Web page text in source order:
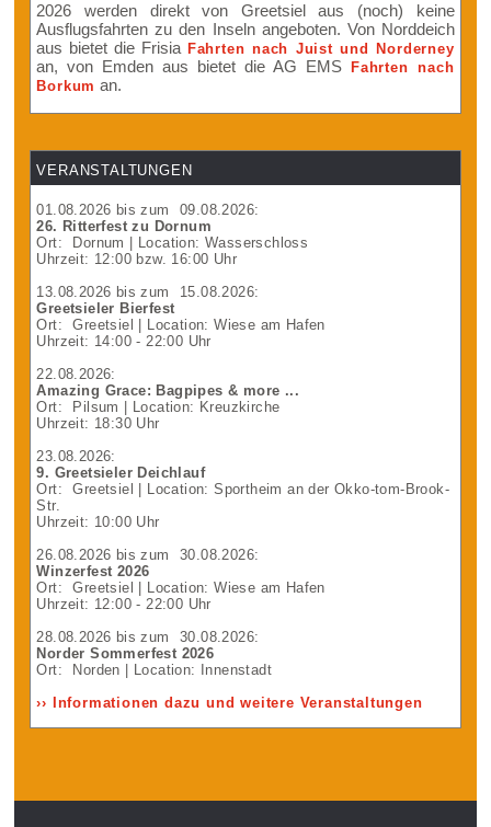
2026 werden direkt von Greetsiel aus (noch) keine
Ausflugsfahrten zu den Inseln angeboten. Von Norddeich
aus bietet die Frisia Fahrten nach Juist und Norderney
an, von Emden aus bietet die AG EMSFahrten nach
Borkum an.
VERANSTALTUNGEN
01.08.2026 bis zum 09.08.2026:
26. Ritterfest zu Dornum
Ort:
Dornum
| Location: Wasserschloss
Uhrzeit: 12:00 bzw. 16:00 Uhr
13.08.2026 bis zum 15.08.2026:
Greetsieler Bierfest
Ort:
Greetsiel
| Location: Wiese am Hafen
Uhrzeit: 14:00 - 22:00 Uhr
22.08.2026:
Amazing Grace: Bagpipes & more ...
Ort:
Pilsum
| Location: Kreuzkirche
Uhrzeit: 18:30 Uhr
23.08.2026:
9. Greetsieler Deichlauf
Ort:
Greetsiel
| Location: Sportheim an der Okko-tom-Brook-
Str.
Uhrzeit: 10:00 Uhr
26.08.2026 bis zum 30.08.2026:
Winzerfest 2026
Ort:
Greetsiel
| Location: Wiese am Hafen
Uhrzeit: 12:00 - 22:00 Uhr
28.08.2026 bis zum 30.08.2026:
Norder Sommerfest 2026
Ort:
Norden | Location: Innenstadt
›› Informationen dazu und weitere Veranstaltungen